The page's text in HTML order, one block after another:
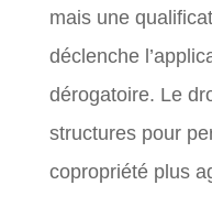
mais une
déclenche
dérogatoire. Le
structures pour
copropriété plus